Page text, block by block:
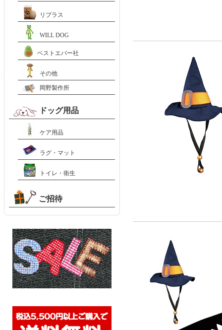
リプラス
WILL DOG
ベストエバー社
その他
岡野製作所
ドッグ用品
ケア用品
ラグ・マット
トイレ・衛生
ご招待